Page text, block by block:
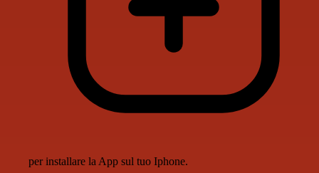
per installare la App sul tuo Iphone.